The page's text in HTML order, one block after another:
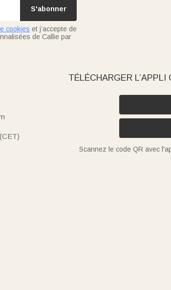
S'abonner
cookies et j’accepte de
de Callie par
TÉLÉCHARGER L’APPLI
Scannez le code QR avec